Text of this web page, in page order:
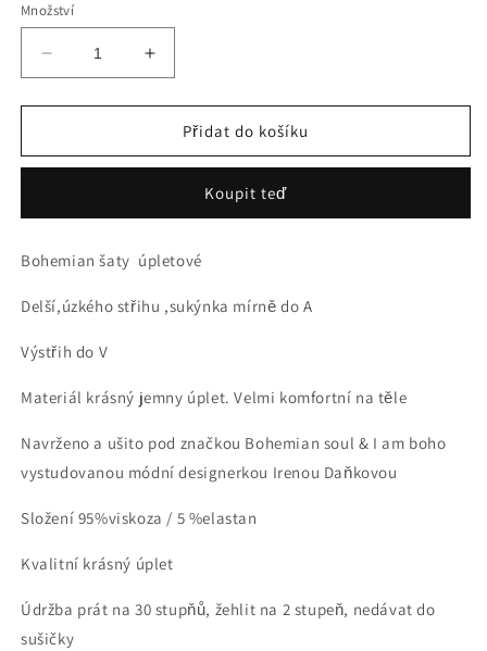
Množství
množství
produktu
ÚPLETOVÉ
Zvýšit
množství
produktu
NĚŽNÉ
ÚPLETOVÉ
Přidat do košíku
Koupit teď
Bohemian šaty úpletové
Delší,úzkého střihu ,sukýnka mírně do A
Výstřih do V
Materiál krásný jemny úplet. Velmi komfortní na těle
Navrženo a ušito pod značkou Bohemian soul & I am boho
vystudovanou módní designerkou Irenou Daňkovou
Složení 95%viskoza / 5 %elastan
Kvalitní krásný úplet
Údržba prát na 30 stupňů, žehlit na 2 stupeň, nedávat do
sušičky